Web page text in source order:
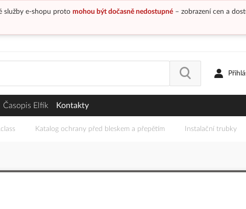
služby e-shopu proto mohou být dočasně nedostupné– zobrazení cen a
Časopis Elfík Kontakty
Katalog ochrany před bleskem a přepětím Instalační trubky